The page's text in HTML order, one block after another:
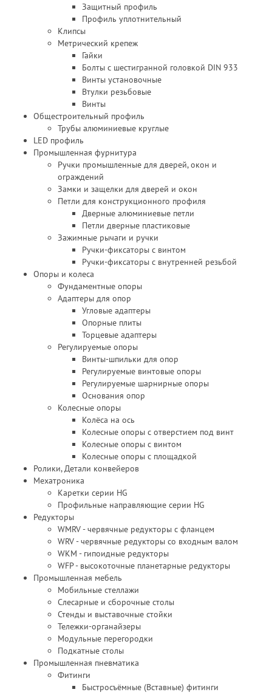
Защитный профиль
Профиль уплотнительный
Клипсы
Метрический крепеж
Гайки
Болты с шестигранной головкой DIN 933
Винты установочные
Втулки резьбовые
Винты
Общестроительный профиль
Трубы алюминиевые круглые
LED профиль
Промышленная фурнитура
Ручки промышленные для дверей, окон и
ограждений
Замки и защелки для дверей и окон
Петли для конструкционного профиля
Дверные алюминиевые петли
Петли дверные пластиковые
Зажимные рычаги и ручки
Ручки-фиксаторы c винтом
Ручки-фиксаторы c внутренней резьбой
Опоры и колеса
Фундаментные опоры
Адаптеры для опор
Угловые адаптеры
Опорные плиты
Торцевые адаптеры
Регулируемые опоры
Винты-шпильки для опор
Регулируемые винтовые опоры
Регулируемые шарнирные опоры
Основания опор
Колесные опоры
Колёса на ось
Колесные опоры с отверстием под винт
Колесные опоры с винтом
Колесные опоры с площадкой
Ролики, Детали конвейеров
Мехатроника
Каретки серии HG
Профильные направляющие серии HG
Редукторы
WMRV - червячные редукторы с фланцем
WRV - червячные редукторы со входным валом
WKM - гипоидные редукторы
WFP - высокоточные планетарные редукторы
Промышленная мебель
Мобильные стеллажи
Слесарные и сборочные столы
Стенды и выставочные стойки
Тележки-органайзеры
Модульные перегородки
Подкатные столы
Промышленная пневматика
Фитинги
Быстросъёмные (Вставные) фитинги